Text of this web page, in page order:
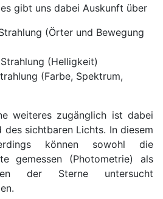
gibt uns dabei Auskunft über
(Örter und Bewegung
(Helligkeit)
(Farbe, Spektrum,
weiteres zugänglich ist dabei
des sichtbaren Lichts. In diesem
können sowohl die
gemessen (Photometrie) als
der Sterne untersucht